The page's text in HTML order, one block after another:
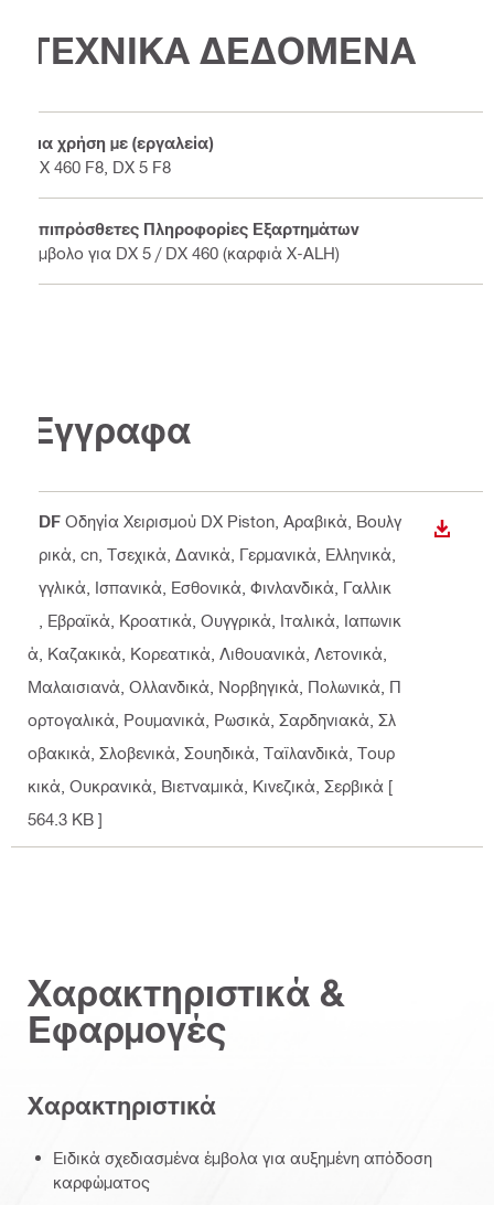
ΤΕΧΝΙΚΑ ΔΕΔΟΜΕΝΑ
Για χρήση με (εργαλεία)
DX 460 F8, DX 5 F8
Επιπρόσθετες Πληροφορίες Εξαρτημάτων
Έμβολο για DX 5 / DX 460 (καρφιά X-ALH)
Έγγραφα
PDF Οδηγία Χειρισμού DX Piston , Αραβικά, Βουλγ
αρικά, cn, Τσεχικά, Δανικά, Γερμανικά, Ελληνικά,
Αγγλικά, Ισπανικά, Εσθονικά, Φινλανδικά, Γαλλικ
ά, Εβραϊκά, Κροατικά, Ουγγρικά, Ιταλικά, Ιαπωνικ
ά, Καζακικά, Κορεατικά, Λιθουανικά, Λετονικά,
Μαλαισιανά, Ολλανδικά, Νορβηγικά, Πολωνικά, Π
ορτογαλικά, Ρουμανικά, Ρωσικά, Σαρδηνιακά, Σλ
οβακικά, Σλοβενικά, Σουηδικά, Ταϊλανδικά, Τουρ
κικά, Ουκρανικά, Βιετναμικά, Κινεζικά, Σερβικά [
564.3 KB ]
ΛΉΨΗ
Χαρακτηριστικά &
Εφαρμογές
Χαρακτηριστικά
Ειδικά σχεδιασμένα έμβολα για αυξημένη απόδοση
καρφώματος